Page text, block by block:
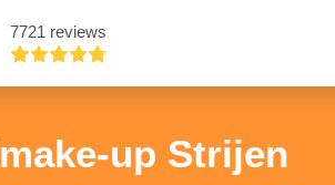
7721 reviews
up Strijen